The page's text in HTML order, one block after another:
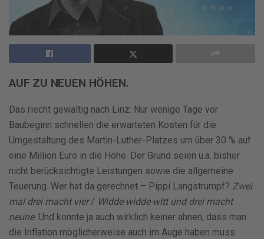
AUF ZU NEUEN HÖHEN.
Das riecht gewaltig nach Linz: Nur wenige Tage vor
Baubeginn schnellen die erwarteten Kosten für die
Umgestaltung des Martin-Luther-Platzes um über 30 % auf
eine Million Euro in die Höhe. Der Grund seien u.a. bisher
nicht berücksichtigte Leistungen sowie die allgemeine
Teuerung. Wer hat da gerechnet – Pippi Langstrumpf? Zwei
mal drei macht vier/ Widde-widde-witt und drei macht
neune. Und konnte ja auch wirklich keiner ahnen, dass man
die Inflation möglicherweise auch im Auge haben muss.